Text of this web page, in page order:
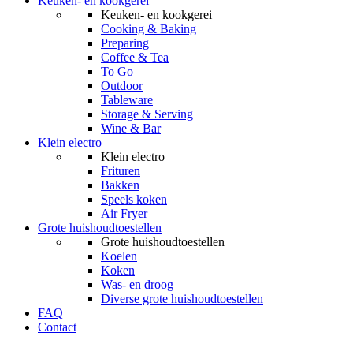
Keuken- en kookgerei
Cooking & Baking
Preparing
Coffee & Tea
To Go
Outdoor
Tableware
Storage & Serving
Wine & Bar
Klein electro
Klein electro
Frituren
Bakken
Speels koken
Air Fryer
Grote huishoudtoestellen
Grote huishoudtoestellen
Koelen
Koken
Was- en droog
Diverse grote huishoudtoestellen
FAQ
Contact